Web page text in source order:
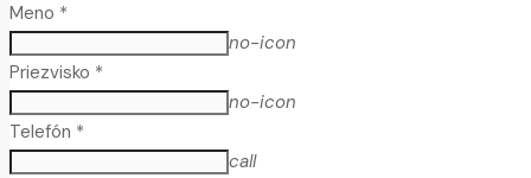
Meno *
no-icon
Priezvisko *
no-icon
Telefón *
call